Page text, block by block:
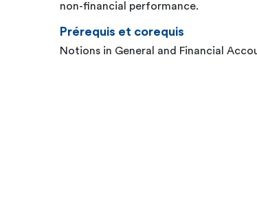
non-financial performance.
Prérequis et corequis
Notions in General and Financial